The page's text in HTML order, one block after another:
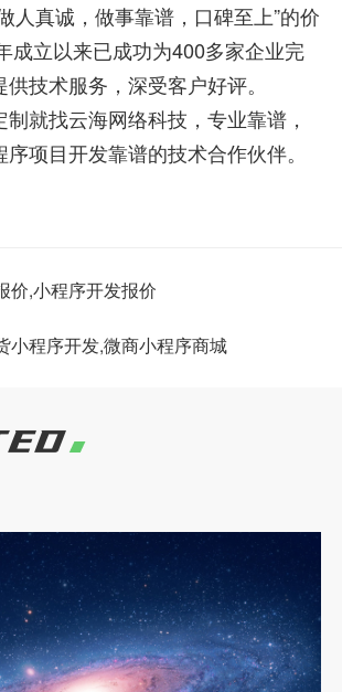
人真诚，做事靠谱，口碑至上”的价
成立以来已成功为400多家企业完
技术服务，深受客户好评。
就找云海网络科技，专业靠谱，
项目开发靠谱的技术合作伙伴。
价,小程序开发报价
小程序开发,微商小程序商城